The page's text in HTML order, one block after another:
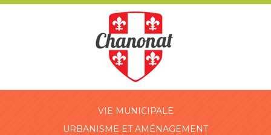
VIE MUNICIPALE
URBANISME ET AMÉNAGEMENT